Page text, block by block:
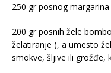
250 gr posnog margarina
200 gr posnih žele
želatiranje ), a umesto
smokve, šljive ili grožđe,